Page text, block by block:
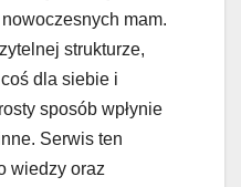
mam.
strukturze,
dla siebie i
sposób wpłynie
Serwis ten
wiedzy oraz